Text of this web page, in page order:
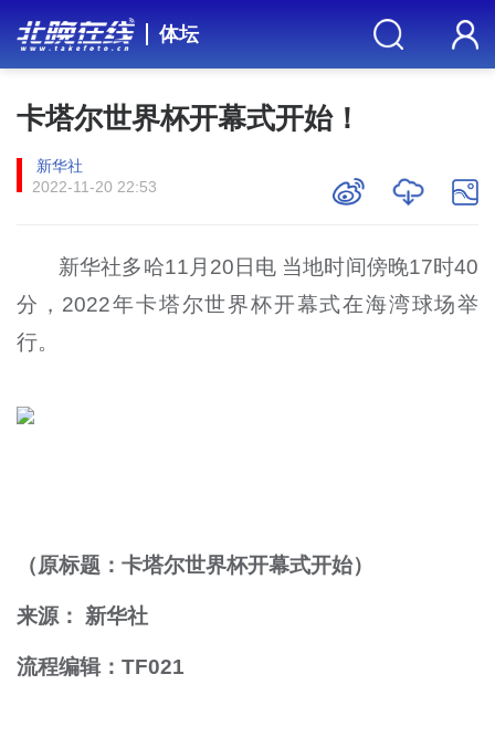
体坛
卡塔尔世界杯开幕式开始！
新华社
2022-11-20 22:53
新华社多哈11月20日电 当地时间傍晚17时40
分，2022年卡塔尔世界杯开幕式在海湾球场举
行。
（原标题：卡塔尔世界杯开幕式开始）
来源： 新华社
流程编辑：TF021